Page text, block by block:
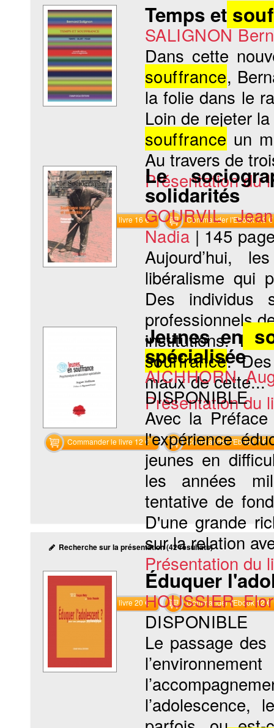
Temps et
SALIGNON
Dans cette
souffrance,
la folie dans le
Loin de rejeter
souffrance un
Au travers de
Présentation du
Commander le livre 16 € Commander l'Ebook 7.9 €
Le
solidarités
GOURVIL
Nadia |145
Aujourd’hui,
libéralisme qui
Des individus
professionnels
institutions.
souffrance.
maux de cette...
Présentation du
Commander le livre 12 € Commander l'Ebook 7 €
Jeunes en
spécialisée
AICHHORN
DISPONIBLE
Avec la
l'expérience
jeunes en
les années
tentative de
D'une grande
sur la relation
Présentation du
Commander le livre 20 € Commander l'Ebook 12 €
Recherche sur la présentation (42 résultats)
Éduquer
HOUSSIER
DISPONIBLE
Le passage des